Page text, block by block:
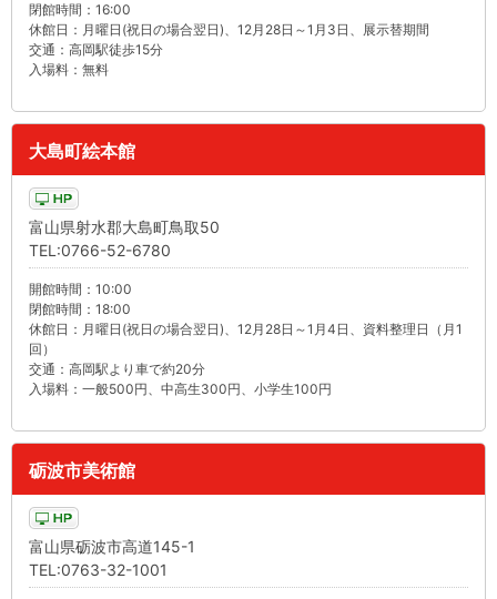
閉館時間：16:00
休館日：月曜日(祝日の場合翌日)、12月28日～1月3日、展示替期間
交通：高岡駅徒歩15分
入場料：無料
大島町絵本館
富山県射水郡大島町鳥取50
TEL:0766-52-6780
開館時間：10:00
閉館時間：18:00
休館日：月曜日(祝日の場合翌日)、12月28日～1月4日、資料整理日（月1
回）
交通：高岡駅より車で約20分
入場料：一般500円、中高生300円、小学生100円
砺波市美術館
富山県砺波市高道145-1
TEL:0763-32-1001